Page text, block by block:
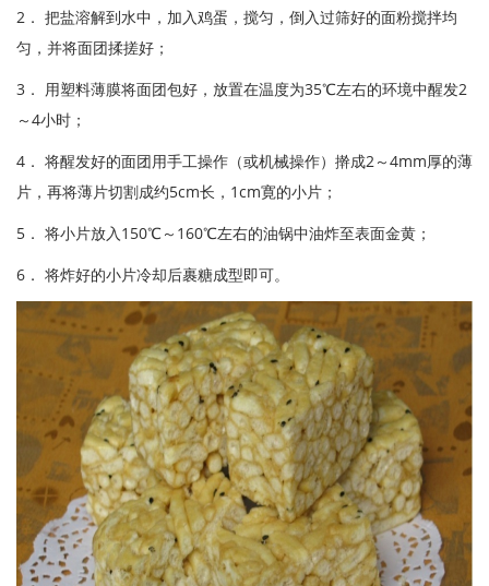
2． 把盐溶解到水中，加入鸡蛋，搅匀，倒入过筛好的面粉搅拌均
匀，并将面团揉搓好；
3． 用塑料薄膜将面团包好，放置在温度为35℃左右的环境中醒发2
～4小时；
4． 将醒发好的面团用手工操作（或机械操作）擀成2～4mm厚的薄
片，再将薄片切割成约5cm长，1cm寛的小片；
5． 将小片放入150℃～160℃左右的油锅中油炸至表面金黄；
6． 将炸好的小片冷却后裹糖成型即可。